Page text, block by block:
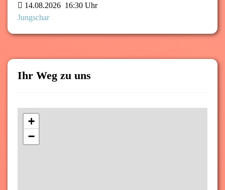
14.08.2026 16:30 Uhr
Jungschar
Ihr Weg zu uns
+
−